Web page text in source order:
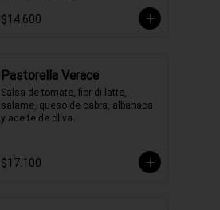
$14.600
Pastorella Verace
Salsa de tomate, fior di latte,
salame, queso de cabra, albahaca
y aceite de oliva.
$17.100